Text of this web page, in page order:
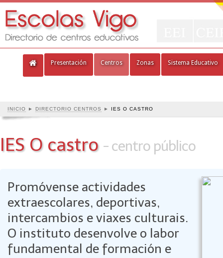
Presentación Centros Zonas Sistema Educativo
INICIO ► DIRECTORIO CENTROS ► IES O CASTRO
IES O castro - centro público
Promóvense actividades
extraescolares, deportivas,
intercambios e viaxes culturais.
O instituto desenvolve o labor
fundamental de formación e